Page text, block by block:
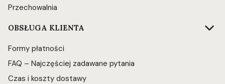
Przechowalnia
OBSŁUGA KLIENTA
Formy płatności
FAQ – Najczęściej zadawane pytania
Czas i koszty dostawy